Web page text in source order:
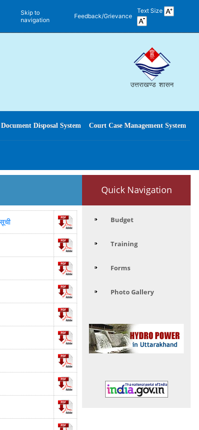
Skip to
navigation
Feedback/Grievance
Text Size
Document Disposal System Court Case Management System
Quick Navigation
Budget
Training
Forms
Photo Gallery